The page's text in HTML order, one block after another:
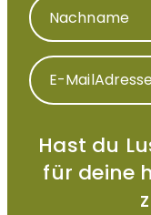
Nachname
E-
Hast du
für deine